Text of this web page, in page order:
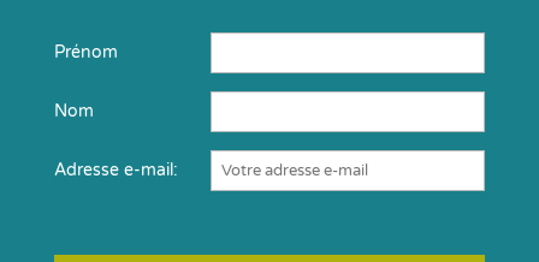
Prénom
Nom
Adresse e-mail: